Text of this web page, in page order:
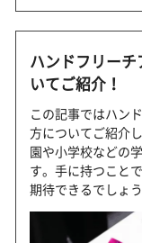
ハンドフリー
いてご紹介！
この記事ではハン
方についてご紹介
園や小学校などの
す。手に持つこと
期待できるでしょう